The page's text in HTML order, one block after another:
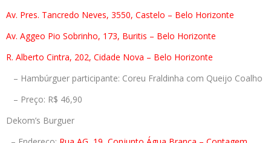
Av. Pres. Tancredo Neves, 3550, Castelo – Belo Horizonte
Av. Aggeo Pio Sobrinho, 173, Buritis – Belo Horizonte
R. Alberto Cintra, 202, Cidade Nova – Belo Horizonte
– Hambúrguer participante: Coreu Fraldinha com Queijo Coalho
– Preço: R$ 46,90
Dekom’s Burguer